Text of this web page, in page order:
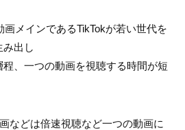
画メインであるTikTokが若い世代を
み出し
、一つの動画を視聴する時間が短
などは倍速視聴など一つの動画に